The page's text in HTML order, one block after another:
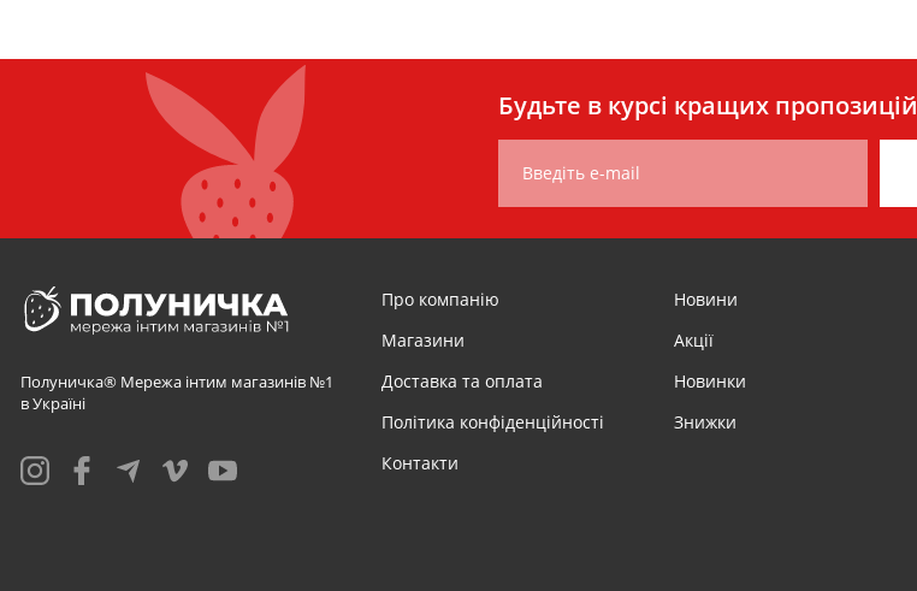
Будьте в курсі кращих пропозицій
Введіть e-mail
Полуничка® Мережа інтим магазинів №1
в Україні
Про компанію
Магазини
Доставка та оплата
Політика конфіденційності
Контакти
Новини
Акції
Новинки
Знижки